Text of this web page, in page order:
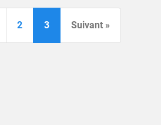
2 3 Suivant »